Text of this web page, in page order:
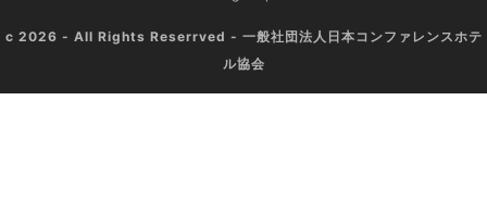
c 2026 - All Rights Reserrved - 一般社団法人日本コンファレンスホテ
ル協会